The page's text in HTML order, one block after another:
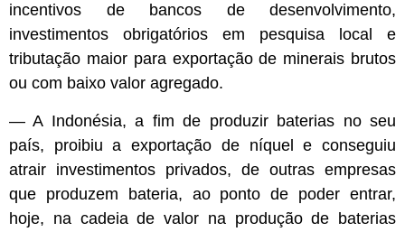
incentivos de bancos de desenvolvimento,
investimentos obrigatórios em pesquisa local e
tributação maior para exportação de minerais brutos
ou com baixo valor agregado.
— A Indonésia, a fim de produzir baterias no seu
país, proibiu a exportação de níquel e conseguiu
atrair investimentos privados, de outras empresas
que produzem bateria, ao ponto de poder entrar,
hoje, na cadeia de valor na produção de baterias